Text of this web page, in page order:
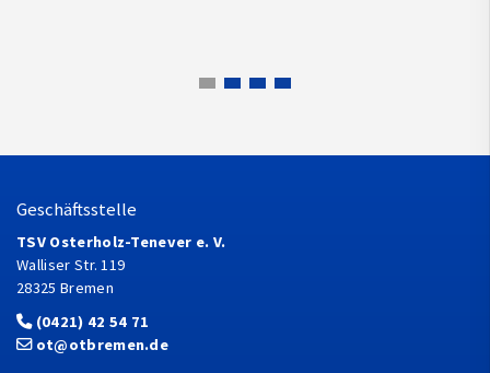
Geschäftsstelle
TSV Osterholz-Tenever e. V.
Walliser Str. 119
28325 Bremen
(0421) 42 54 71
ot@otbremen.de